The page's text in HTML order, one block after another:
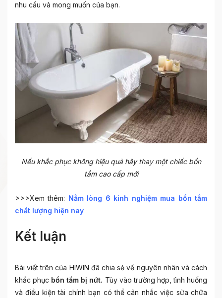
nhu cầu và mong muốn của bạn.
Nếu khắc phục không hiệu quả hãy thay một chiếc bồn
tắm cao cấp mới
>>>Xem thêm: Nằm lòng 6 kinh nghiệm mua bồn tắm
chất lượng hiện nay
Kết luận
Bài viết trên của HIWIN đã chia sẻ về nguyên nhân và cách
khắc phục bồn tắm bị nứt. Tùy vào trường hợp, tình huống
và điều kiện tài chính bạn có thể cân nhắc việc sửa chữa